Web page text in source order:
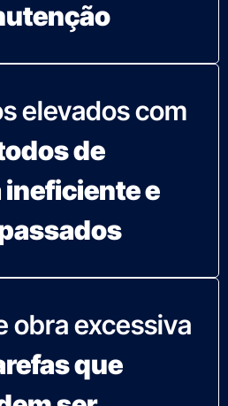
elevados com
de
e
obra excessiva
que